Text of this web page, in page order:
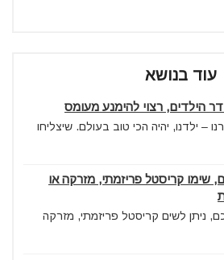
עוד בנושא
הילדים, רצוי להימנע מעומס
– ילדנו, יהיה הכי טוב בעולם. שיצליחו
שימו קריסטל פריזמתי, מזרקה או
ניתן לשים קריסטל פריזמתי, מזרקה